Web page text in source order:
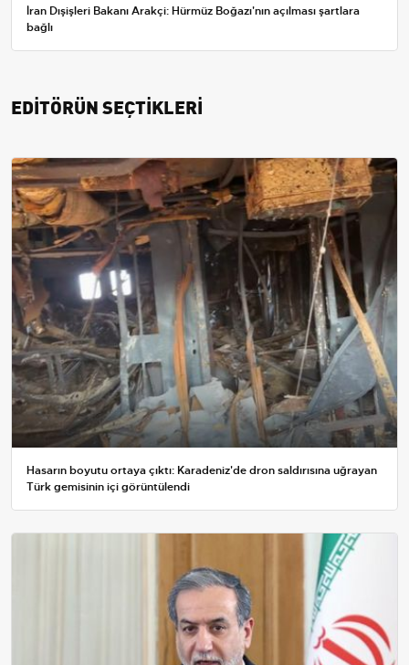
İran Dışişleri Bakanı Arakçi: Hürmüz Boğazı'nın açılması şartlara
bağlı
EDİTÖRÜN SEÇTİKLERİ
Hasarın boyutu ortaya çıktı: Karadeniz'de dron saldırısına uğrayan
Türk gemisinin içi görüntülendi